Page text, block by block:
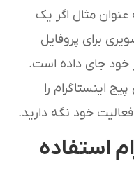
عنوان مثال اگر یک
برای پروفایل
خود جای داده است.
اینستاگرام را
خود نگه دارید.
استفاده